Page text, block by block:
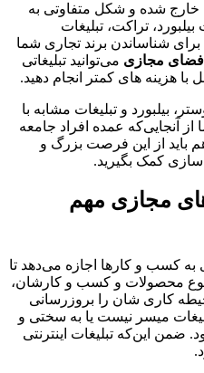
خارج ‌شده و شکل متفاوتی به
تراکت، تبلیغات
شناساندن برند تجاری شما
فضای مجازی می‌توانید تبلیغاتی
با هزینه های کمتر انجام دهید.
بیلبورد و تبلیغات مشابه با
از آنجایی‌که عمده افراد جامعه
از این فرصت بزرگ و
کمک بگیرید.
مجازی مهم
به کسب ‌و کارها اجازه می‌دهد تا
نوع محصولات و کسب ‌و کارشان،
کاری شان را بروزرسانی
میسر نیست یا به ‌سختی و
ضمن این‌که تبلیغات اینترنتی